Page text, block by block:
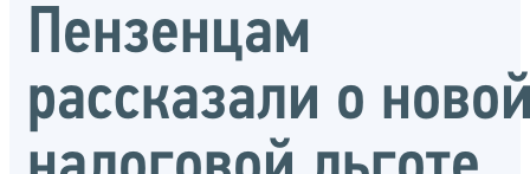
Пензенцам
рассказали о